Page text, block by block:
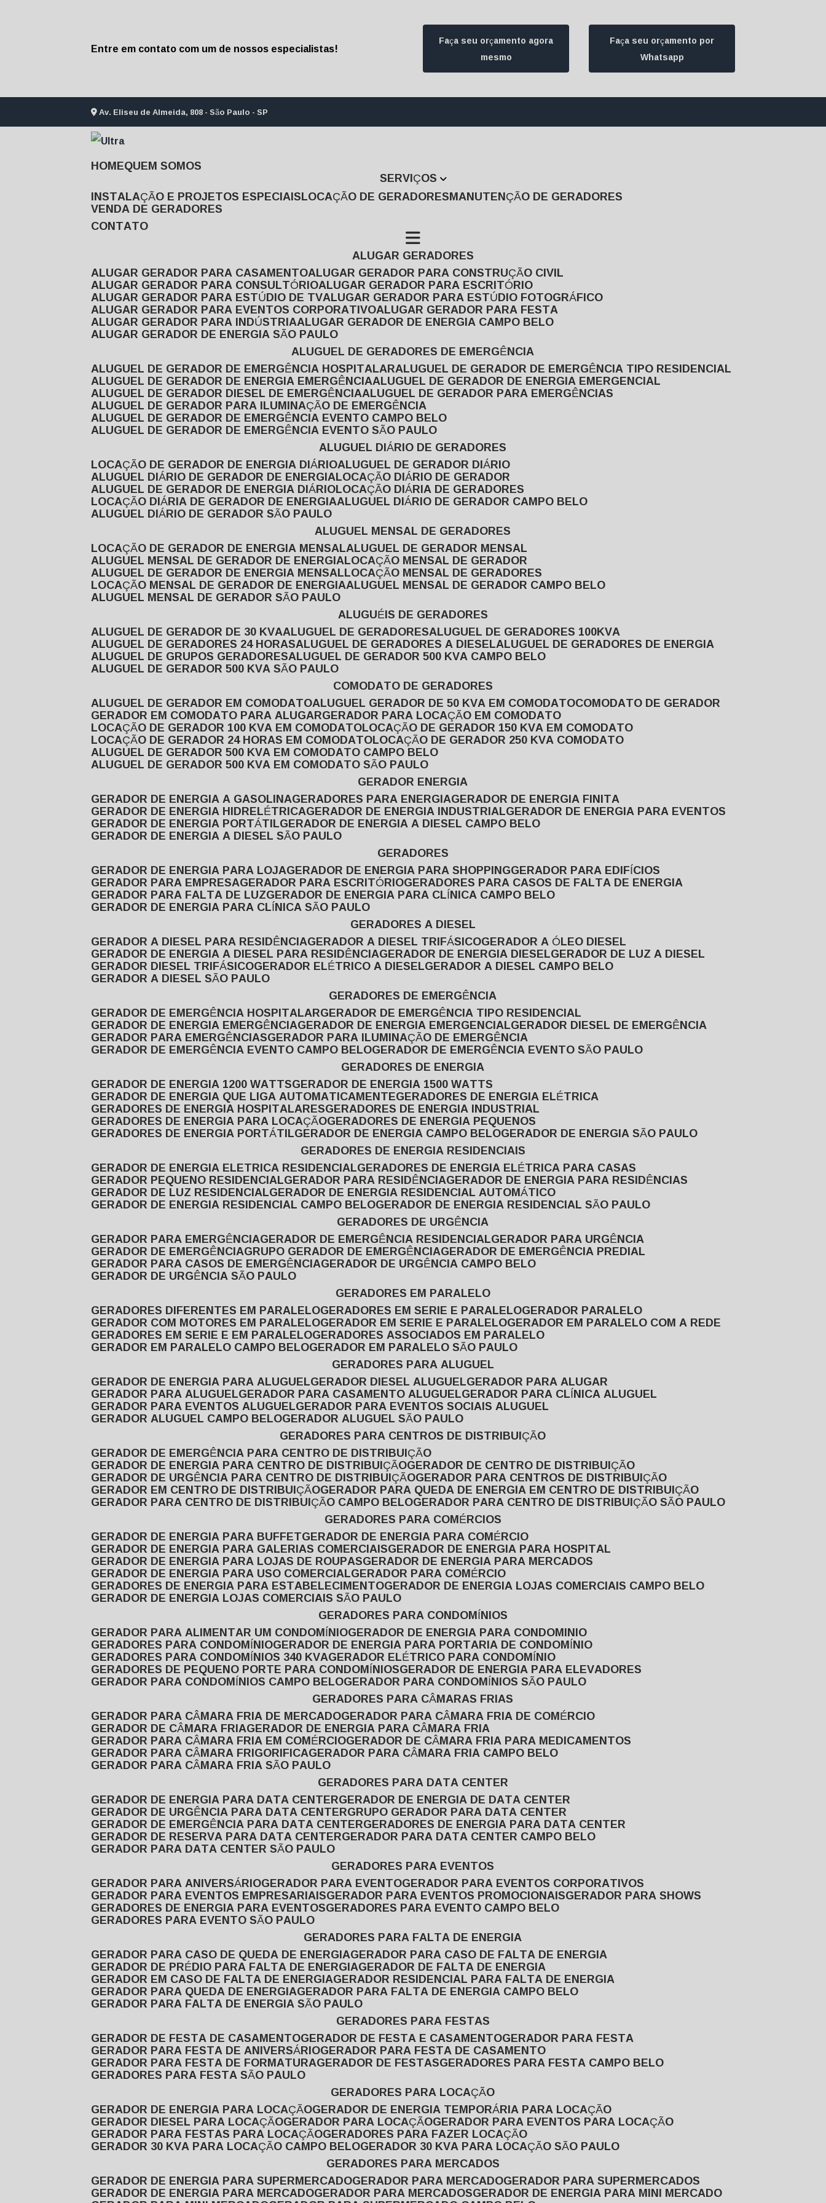
Entre em contato com um de nossos especialistas!
Faça seu orçamento agora
mesmo
Faça seu orçamento por
Whatsapp
Av. Eliseu de Almeida, 808 - São Paulo - SP
HOME QUEM SOMOS
SERVIÇOS
INSTALAÇÃO E PROJETOS ESPECIAIS LOCAÇÃO DE GERADORES MANUTENÇÃO DE GERADORES
VENDA DE GERADORES
CONTATO
ALUGAR GERADORES
ALUGAR GERADOR PARA CASAMENTO ALUGAR GERADOR PARA CONSTRUÇÃO CIVIL
ALUGAR GERADOR PARA CONSULTÓRIO ALUGAR GERADOR PARA ESCRITÓRIO
ALUGAR GERADOR PARA ESTÚDIO DE TV ALUGAR GERADOR PARA ESTÚDIO FOTOGRÁFICO
ALUGAR GERADOR PARA EVENTOS CORPORATIVO ALUGAR GERADOR PARA FESTA
ALUGAR GERADOR PARA INDÚSTRIA ALUGAR GERADOR DE ENERGIA CAMPO BELO
ALUGAR GERADOR DE ENERGIA SÃO PAULO
ALUGUEL DE GERADORES DE EMERGÊNCIA
ALUGUEL DE GERADOR DE EMERGÊNCIA HOSPITALAR ALUGUEL DE GERADOR DE EMERGÊNCIA TIPO RESIDENCIAL
ALUGUEL DE GERADOR DE ENERGIA EMERGÊNCIA ALUGUEL DE GERADOR DE ENERGIA EMERGENCIAL
ALUGUEL DE GERADOR DIESEL DE EMERGÊNCIA ALUGUEL DE GERADOR PARA EMERGÊNCIAS
ALUGUEL DE GERADOR PARA ILUMINAÇÃO DE EMERGÊNCIA
ALUGUEL DE GERADOR DE EMERGÊNCIA EVENTO CAMPO BELO
ALUGUEL DE GERADOR DE EMERGÊNCIA EVENTO SÃO PAULO
ALUGUEL DIÁRIO DE GERADORES
LOCAÇÃO DE GERADOR DE ENERGIA DIÁRIO ALUGUEL DE GERADOR DIÁRIO
ALUGUEL DIÁRIO DE GERADOR DE ENERGIA LOCAÇÃO DIÁRIO DE GERADOR
ALUGUEL DE GERADOR DE ENERGIA DIÁRIO LOCAÇÃO DIÁRIA DE GERADORES
LOCAÇÃO DIÁRIA DE GERADOR DE ENERGIA ALUGUEL DIÁRIO DE GERADOR CAMPO BELO
ALUGUEL DIÁRIO DE GERADOR SÃO PAULO
ALUGUEL MENSAL DE GERADORES
LOCAÇÃO DE GERADOR DE ENERGIA MENSAL ALUGUEL DE GERADOR MENSAL
ALUGUEL MENSAL DE GERADOR DE ENERGIA LOCAÇÃO MENSAL DE GERADOR
ALUGUEL DE GERADOR DE ENERGIA MENSAL LOCAÇÃO MENSAL DE GERADORES
LOCAÇÃO MENSAL DE GERADOR DE ENERGIA ALUGUEL MENSAL DE GERADOR CAMPO BELO
ALUGUEL MENSAL DE GERADOR SÃO PAULO
ALUGUÉIS DE GERADORES
ALUGUEL DE GERADOR DE 30 KVA ALUGUEL DE GERADORES ALUGUEL DE GERADORES 100KVA
ALUGUEL DE GERADORES 24 HORAS ALUGUEL DE GERADORES A DIESEL ALUGUEL DE GERADORES DE ENERGIA
ALUGUEL DE GRUPOS GERADORES ALUGUEL DE GERADOR 500 KVA CAMPO BELO
ALUGUEL DE GERADOR 500 KVA SÃO PAULO
COMODATO DE GERADORES
ALUGUEL DE GERADOR EM COMODATO ALUGUEL GERADOR DE 50 KVA EM COMODATO COMODATO DE GERADOR
GERADOR EM COMODATO PARA ALUGAR GERADOR PARA LOCAÇÃO EM COMODATO
LOCAÇÃO DE GERADOR 100 KVA EM COMODATO LOCAÇÃO DE GERADOR 150 KVA EM COMODATO
LOCAÇÃO DE GERADOR 24 HORAS EM COMODATO LOCAÇÃO DE GERADOR 250 KVA COMODATO
ALUGUEL DE GERADOR 500 KVA EM COMODATO CAMPO BELO
ALUGUEL DE GERADOR 500 KVA EM COMODATO SÃO PAULO
GERADOR ENERGIA
GERADOR DE ENERGIA A GASOLINA GERADORES PARA ENERGIA GERADOR DE ENERGIA FINITA
GERADOR DE ENERGIA HIDRELÉTRICA GERADOR DE ENERGIA INDUSTRIAL GERADOR DE ENERGIA PARA EVENTOS
GERADOR DE ENERGIA PORTÁTIL GERADOR DE ENERGIA A DIESEL CAMPO BELO
GERADOR DE ENERGIA A DIESEL SÃO PAULO
GERADORES
GERADOR DE ENERGIA PARA LOJA GERADOR DE ENERGIA PARA SHOPPING GERADOR PARA EDIFÍCIOS
GERADOR PARA EMPRESA GERADOR PARA ESCRITÓRIO GERADORES PARA CASOS DE FALTA DE ENERGIA
GERADOR PARA FALTA DE LUZ GERADOR DE ENERGIA PARA CLÍNICA CAMPO BELO
GERADOR DE ENERGIA PARA CLÍNICA SÃO PAULO
GERADORES A DIESEL
GERADOR A DIESEL PARA RESIDÊNCIA GERADOR A DIESEL TRIFÁSICO GERADOR A ÓLEO DIESEL
GERADOR DE ENERGIA A DIESEL PARA RESIDÊNCIA GERADOR DE ENERGIA DIESEL GERADOR DE LUZ A DIESEL
GERADOR DIESEL TRIFÁSICO GERADOR ELÉTRICO A DIESEL GERADOR A DIESEL CAMPO BELO
GERADOR A DIESEL SÃO PAULO
GERADORES DE EMERGÊNCIA
GERADOR DE EMERGÊNCIA HOSPITALAR GERADOR DE EMERGÊNCIA TIPO RESIDENCIAL
GERADOR DE ENERGIA EMERGÊNCIA GERADOR DE ENERGIA EMERGENCIAL GERADOR DIESEL DE EMERGÊNCIA
GERADOR PARA EMERGÊNCIAS GERADOR PARA ILUMINAÇÃO DE EMERGÊNCIA
GERADOR DE EMERGÊNCIA EVENTO CAMPO BELO GERADOR DE EMERGÊNCIA EVENTO SÃO PAULO
GERADORES DE ENERGIA
GERADOR DE ENERGIA 1200 WATTS GERADOR DE ENERGIA 1500 WATTS
GERADOR DE ENERGIA QUE LIGA AUTOMATICAMENTE GERADORES DE ENERGIA ELÉTRICA
GERADORES DE ENERGIA HOSPITALARES GERADORES DE ENERGIA INDUSTRIAL
GERADORES DE ENERGIA PARA LOCAÇÃO GERADORES DE ENERGIA PEQUENOS
GERADORES DE ENERGIA PORTÁTIL GERADOR DE ENERGIA CAMPO BELO GERADOR DE ENERGIA SÃO PAULO
GERADORES DE ENERGIA RESIDENCIAIS
GERADOR DE ENERGIA ELETRICA RESIDENCIAL GERADORES DE ENERGIA ELÉTRICA PARA CASAS
GERADOR PEQUENO RESIDENCIAL GERADOR PARA RESIDÊNCIA GERADOR DE ENERGIA PARA RESIDÊNCIAS
GERADOR DE LUZ RESIDENCIAL GERADOR DE ENERGIA RESIDENCIAL AUTOMÁTICO
GERADOR DE ENERGIA RESIDENCIAL CAMPO BELO GERADOR DE ENERGIA RESIDENCIAL SÃO PAULO
GERADORES DE URGÊNCIA
GERADOR PARA EMERGÊNCIA GERADOR DE EMERGÊNCIA RESIDENCIAL GERADOR PARA URGÊNCIA
GERADOR DE EMERGÊNCIA GRUPO GERADOR DE EMERGÊNCIA GERADOR DE EMERGÊNCIA PREDIAL
GERADOR PARA CASOS DE EMERGÊNCIA GERADOR DE URGÊNCIA CAMPO BELO
GERADOR DE URGÊNCIA SÃO PAULO
GERADORES EM PARALELO
GERADORES DIFERENTES EM PARALELO GERADORES EM SERIE E PARALELO GERADOR PARALELO
GERADOR COM MOTORES EM PARALELO GERADOR EM SERIE E PARALELO GERADOR EM PARALELO COM A REDE
GERADORES EM SERIE E EM PARALELO GERADORES ASSOCIADOS EM PARALELO
GERADOR EM PARALELO CAMPO BELO GERADOR EM PARALELO SÃO PAULO
GERADORES PARA ALUGUEL
GERADOR DE ENERGIA PARA ALUGUEL GERADOR DIESEL ALUGUEL GERADOR PARA ALUGAR
GERADOR PARA ALUGUEL GERADOR PARA CASAMENTO ALUGUEL GERADOR PARA CLÍNICA ALUGUEL
GERADOR PARA EVENTOS ALUGUEL GERADOR PARA EVENTOS SOCIAIS ALUGUEL
GERADOR ALUGUEL CAMPO BELO GERADOR ALUGUEL SÃO PAULO
GERADORES PARA CENTROS DE DISTRIBUIÇÃO
GERADOR DE EMERGÊNCIA PARA CENTRO DE DISTRIBUIÇÃO
GERADOR DE ENERGIA PARA CENTRO DE DISTRIBUIÇÃO GERADOR DE CENTRO DE DISTRIBUIÇÃO
GERADOR DE URGÊNCIA PARA CENTRO DE DISTRIBUIÇÃO GERADOR PARA CENTROS DE DISTRIBUIÇÃO
GERADOR EM CENTRO DE DISTRIBUIÇÃO GERADOR PARA QUEDA DE ENERGIA EM CENTRO DE DISTRIBUIÇÃO
GERADOR PARA CENTRO DE DISTRIBUIÇÃO CAMPO BELO GERADOR PARA CENTRO DE DISTRIBUIÇÃO SÃO PAULO
GERADORES PARA COMÉRCIOS
GERADOR DE ENERGIA PARA BUFFET GERADOR DE ENERGIA PARA COMÉRCIO
GERADOR DE ENERGIA PARA GALERIAS COMERCIAIS GERADOR DE ENERGIA PARA HOSPITAL
GERADOR DE ENERGIA PARA LOJAS DE ROUPAS GERADOR DE ENERGIA PARA MERCADOS
GERADOR DE ENERGIA PARA USO COMERCIAL GERADOR PARA COMÉRCIO
GERADORES DE ENERGIA PARA ESTABELECIMENTO GERADOR DE ENERGIA LOJAS COMERCIAIS CAMPO BELO
GERADOR DE ENERGIA LOJAS COMERCIAIS SÃO PAULO
GERADORES PARA CONDOMÍNIOS
GERADOR PARA ALIMENTAR UM CONDOMÍNIO GERADOR DE ENERGIA PARA CONDOMINIO
GERADORES PARA CONDOMÍNIO GERADOR DE ENERGIA PARA PORTARIA DE CONDOMÍNIO
GERADORES PARA CONDOMÍNIOS 340 KVA GERADOR ELÉTRICO PARA CONDOMÍNIO
GERADORES DE PEQUENO PORTE PARA CONDOMÍNIOS GERADOR DE ENERGIA PARA ELEVADORES
GERADOR PARA CONDOMÍNIOS CAMPO BELO GERADOR PARA CONDOMÍNIOS SÃO PAULO
GERADORES PARA CÂMARAS FRIAS
GERADOR PARA CÂMARA FRIA DE MERCADO GERADOR PARA CÂMARA FRIA DE COMÉRCIO
GERADOR DE CÂMARA FRIA GERADOR DE ENERGIA PARA CÂMARA FRIA
GERADOR PARA CÂMARA FRIA EM COMÉRCIO GERADOR DE CÂMARA FRIA PARA MEDICAMENTOS
GERADOR PARA CÂMARA FRIGORIFICA GERADOR PARA CÂMARA FRIA CAMPO BELO
GERADOR PARA CÂMARA FRIA SÃO PAULO
GERADORES PARA DATA CENTER
GERADOR DE ENERGIA PARA DATA CENTER GERADOR DE ENERGIA DE DATA CENTER
GERADOR DE URGÊNCIA PARA DATA CENTER GRUPO GERADOR PARA DATA CENTER
GERADOR DE EMERGÊNCIA PARA DATA CENTER GERADORES DE ENERGIA PARA DATA CENTER
GERADOR DE RESERVA PARA DATA CENTER GERADOR PARA DATA CENTER CAMPO BELO
GERADOR PARA DATA CENTER SÃO PAULO
GERADORES PARA EVENTOS
GERADOR PARA ANIVERSÁRIO GERADOR PARA EVENTO GERADOR PARA EVENTOS CORPORATIVOS
GERADOR PARA EVENTOS EMPRESARIAIS GERADOR PARA EVENTOS PROMOCIONAIS GERADOR PARA SHOWS
GERADORES DE ENERGIA PARA EVENTOS GERADORES PARA EVENTO CAMPO BELO
GERADORES PARA EVENTO SÃO PAULO
GERADORES PARA FALTA DE ENERGIA
GERADOR PARA CASO DE QUEDA DE ENERGIA GERADOR PARA CASO DE FALTA DE ENERGIA
GERADOR DE PRÉDIO PARA FALTA DE ENERGIA GERADOR DE FALTA DE ENERGIA
GERADOR EM CASO DE FALTA DE ENERGIA GERADOR RESIDENCIAL PARA FALTA DE ENERGIA
GERADOR PARA QUEDA DE ENERGIA GERADOR PARA FALTA DE ENERGIA CAMPO BELO
GERADOR PARA FALTA DE ENERGIA SÃO PAULO
GERADORES PARA FESTAS
GERADOR DE FESTA DE CASAMENTO GERADOR DE FESTA E CASAMENTO GERADOR PARA FESTA
GERADOR PARA FESTA DE ANIVERSÁRIO GERADOR PARA FESTA DE CASAMENTO
GERADOR PARA FESTA DE FORMATURA GERADOR DE FESTAS GERADORES PARA FESTA CAMPO BELO
GERADORES PARA FESTA SÃO PAULO
GERADORES PARA LOCAÇÃO
GERADOR DE ENERGIA PARA LOCAÇÃO GERADOR DE ENERGIA TEMPORÁRIA PARA LOCAÇÃO
GERADOR DIESEL PARA LOCAÇÃO GERADOR PARA LOCAÇÃO GERADOR PARA EVENTOS PARA LOCAÇÃO
GERADOR PARA FESTAS PARA LOCAÇÃO GERADORES PARA FAZER LOCAÇÃO
GERADOR 30 KVA PARA LOCAÇÃO CAMPO BELO GERADOR 30 KVA PARA LOCAÇÃO SÃO PAULO
GERADORES PARA MERCADOS
GERADOR DE ENERGIA PARA SUPERMERCADO GERADOR PARA MERCADO GERADOR PARA SUPERMERCADOS
GERADOR DE ENERGIA PARA MERCADO GERADOR PARA MERCADOS GERADOR DE ENERGIA PARA MINI MERCADO